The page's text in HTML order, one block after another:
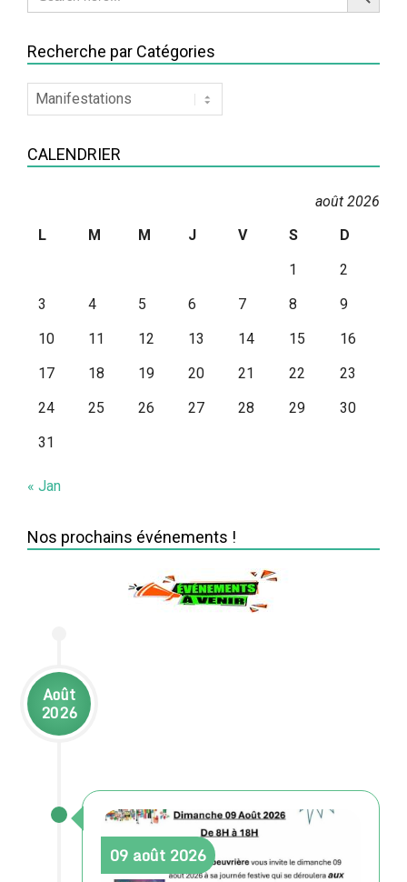
Recherche par Catégories
Recherche
par
CALENDRIER
août 2026
L
M M J V S
D
1
2
3
4 5 6 7 8
9
10
11 12 13 14 15
16
17
18 19 20 21 22
23
24
25 26 27 28 29
30
31
« Jan
Nos prochains événements !
Août
2026
09 août 2026